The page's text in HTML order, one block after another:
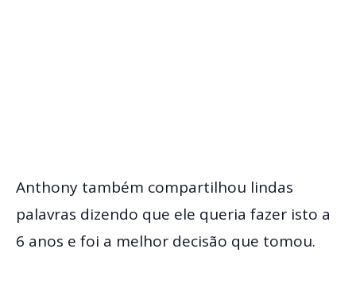
Anthony também compartilhou lindas
palavras dizendo que ele queria fazer isto a
6 anos e foi a melhor decisão que tomou.